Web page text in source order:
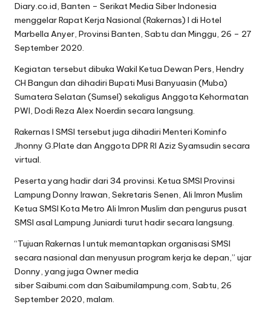
Diary.co.id, Banten – Serikat Media Siber Indonesia
menggelar Rapat Kerja Nasional (Rakernas) I di Hotel
Marbella Anyer, Provinsi Banten, Sabtu dan Minggu, 26 – 27
September 2020.
Kegiatan tersebut dibuka Wakil Ketua Dewan Pers, Hendry
CH Bangun dan dihadiri Bupati Musi Banyuasin (Muba)
Sumatera Selatan (Sumsel) sekaligus Anggota Kehormatan
PWI, Dodi Reza Alex Noerdin secara langsung.
Rakernas I SMSI tersebut juga dihadiri Menteri Kominfo
Jhonny G.Plate dan Anggota DPR RI Aziz Syamsudin secara
virtual.
Peserta yang hadir dari 34 provinsi. Ketua SMSI Provinsi
Lampung Donny Irawan, Sekretaris Senen, Ali Imron Muslim
Ketua SMSI Kota Metro Ali Imron Muslim dan pengurus pusat
SMSI asal Lampung Juniardi turut hadir secara langsung.
“Tujuan Rakernas I untuk memantapkan organisasi SMSI
secara nasional dan menyusun program kerja ke depan,” ujar
Donny, yang juga Owner media
siber Saibumi.com dan Saibumilampung.com, Sabtu, 26
September 2020, malam.